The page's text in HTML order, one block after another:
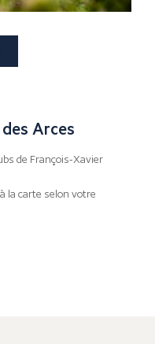
Arces
de François-Xavier
la carte selon votre